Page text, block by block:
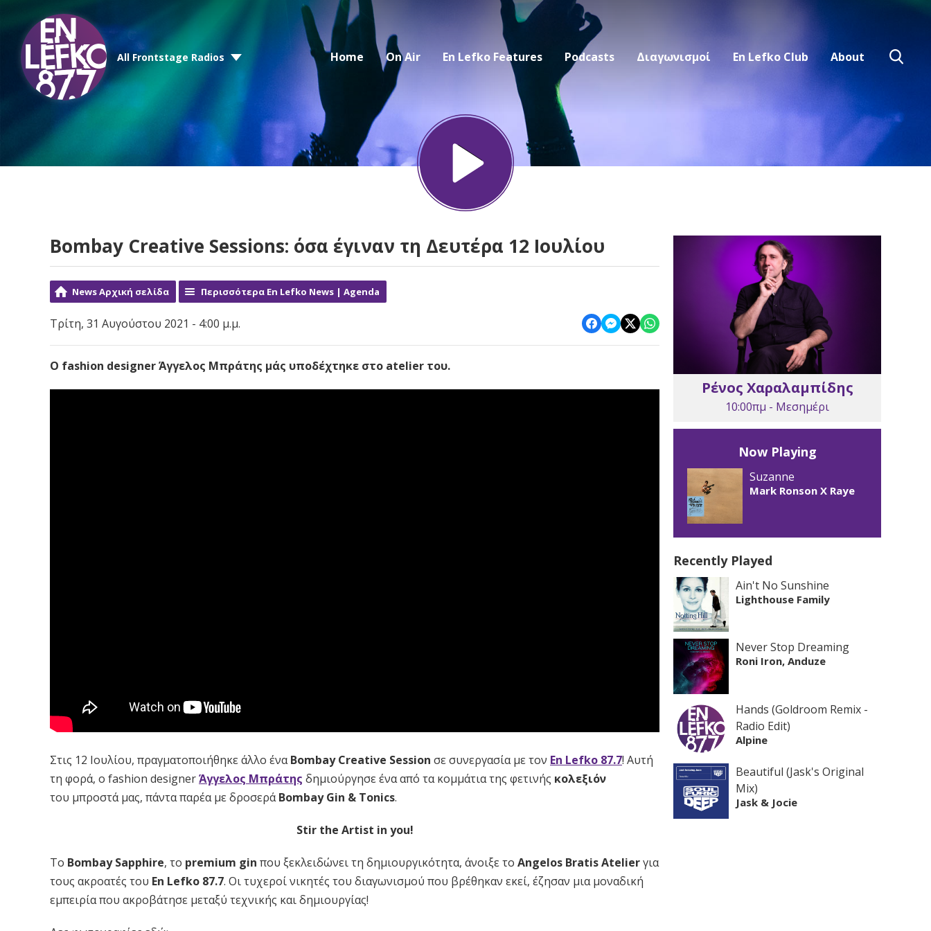
All Frontstage Radios Home On Air En Lefko Features Podcasts Διαγωνισμοί En Lefko Club About
Bombay Creative Sessions: όσα έγιναν τη Δευτέρα 12 Ιουλίου
News Αρχική σελίδα Περισσότερα En Lefko News | Agenda
Τρίτη, 31 Αυγούστου 2021 - 4:00 μ.μ.
O fashion designer Άγγελος Μπράτης μάς υποδέχτηκε στο atelier του.
Στις 12 Ιουλίου, πραγματοποιήθηκε άλλο έναBombay Creative Session σε συνεργασία με τον Εn Lefko 87.7! Αυτή
τη φορά, ο fashion designerΆγγελος Μπράτης δημιούργησε ένα από τα κομμάτια της φετινής κολεξιόν
του μπροστά μας, πάντα παρέα με δροσεράBombay Gin & Tonics.
Stir the Artist in you!
Το Bombay Sapphire, το premium gin που ξεκλειδώνει τη δημιουργικότητα, άνοιξε το Angelos Bratis Atelierγια
τους ακροατές του En Lefko 87.7. Οι τυχεροί νικητές του διαγωνισμού που βρέθηκαν εκεί, έζησαν μια μοναδική
εμπειρία που ακροβάτησε μεταξύ τεχνικής και δημιουργίας!
Ρένος Χαραλαμπίδης
10:00πμ - Μεσημέρι
Now Playing
Suzanne
Mark Ronson X Raye
Recently Played
Ain't No Sunshine
Lighthouse Family
Never Stop Dreaming
Roni Iron, Anduze
Hands (Goldroom Remix -
Radio Edit)
Alpine
Beautiful (Jask's Original
Mix)
Jask & Jocie